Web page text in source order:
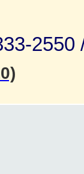
2550